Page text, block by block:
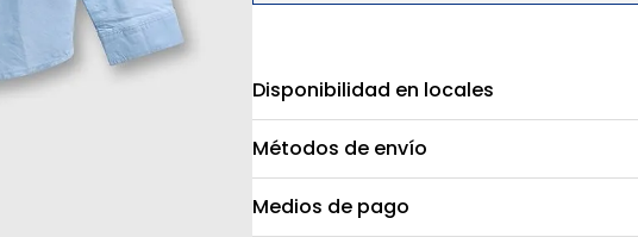
Disponibilidad en locales
Métodos de envío
Medios de pago